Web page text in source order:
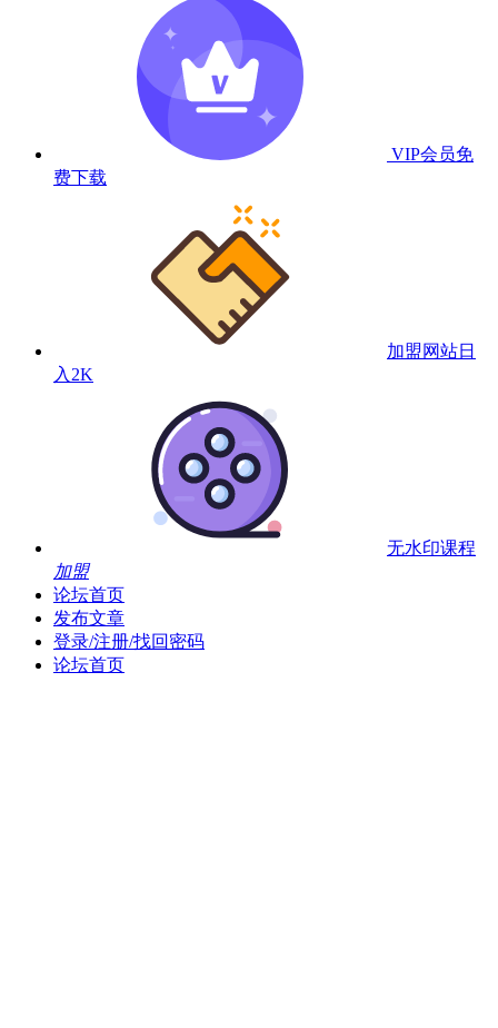
VIP会员免
费下载
加盟网站日
入2K
无水印课程
加盟
论坛首页
发布文章
登录/注册/找回密码
论坛首页